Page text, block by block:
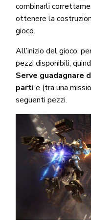
combinarli
ottenere la
gioco.
All’inizio del gioco,
pezzi disponibili,
Serve guadagnare
parti e (tra una
seguenti pezzi.